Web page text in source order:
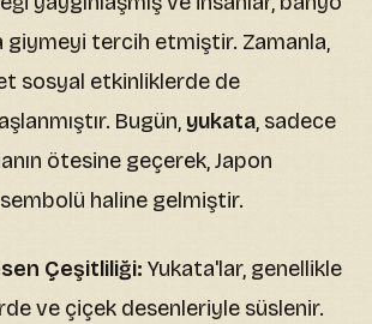
giymeyi tercih etmiştir. Zamanla,
sosyal etkinliklerde de
Bugün, yukata, sadece
ötesine geçerek, Japon
haline gelmiştir.
Çeşitliliği: Yukata'lar, genellikle
ve çiçek desenleriyle süslenir.